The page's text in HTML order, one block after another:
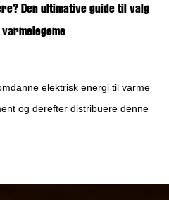
Den ultimative guide til valg
elektrisk energi til varme
og derefter distribuere denne